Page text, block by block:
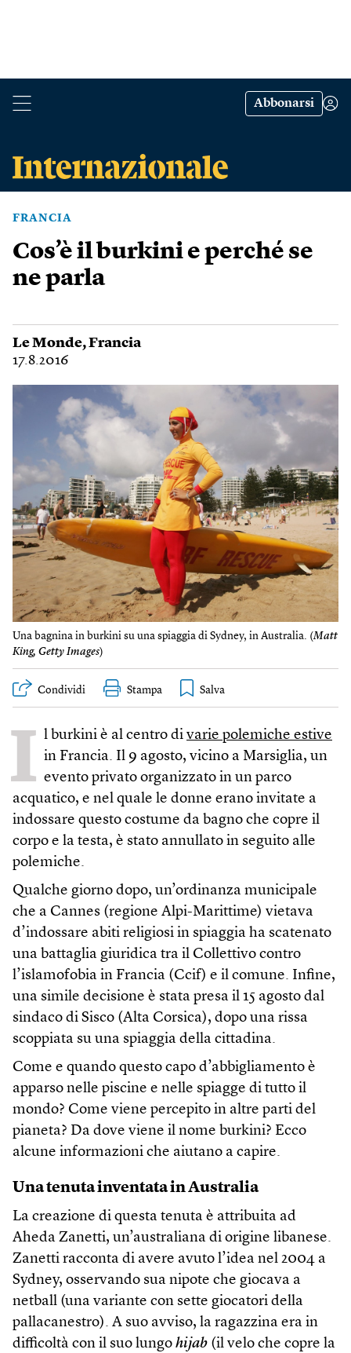
Abbonarsi
FRANCIA
Cos’è il burkini e perché se
ne parla
Le Monde,Francia
17.8.2016
Una bagnina in burkini su una spiaggia di Sydney, in Australia. (Matt
King, Getty Images)
Condividi Stampa
I l burkini è al centro di varie polemiche estive
in Francia. Il 9 agosto, vicino a Marsiglia, un
evento privato organizzato in un parco
acquatico, e nel quale le donne erano invitate a
indossare questo costume da bagno che copre il
corpo e la testa, è stato annullato in seguito alle
polemiche.
Qualche giorno dopo, un’ordinanza municipale
che a Cannes (regione Alpi-Marittime) vietava
d’indossare abiti religiosi in spiaggia ha scatenato
una battaglia giuridica tra il Collettivo contro
l’islamofobia in Francia (Ccif) e il comune. Infine,
una simile decisione è stata presa il 15 agosto dal
sindaco di Sisco (Alta Corsica), dopo una rissa
scoppiata su una spiaggia della cittadina.
Come e quando questo capo d’abbigliamento è
apparso nelle piscine e nelle spiagge di tutto il
mondo? Come viene percepito in altre parti del
pianeta? Da dove viene il nome burkini? Ecco
alcune informazioni che aiutano a capire.
Una tenuta inventata in Australia
La creazione di questa tenuta è attribuita ad
Aheda Zanetti, un’australiana di origine libanese.
Zanetti racconta di avere avuto l’idea nel 2004 a
Sydney, osservando sua nipote che giocava a
netball (una variante con sette giocatori della
pallacanestro). A suo avviso, la ragazzina era in
difficoltà con il suo lungo hijab (il velo che copre la